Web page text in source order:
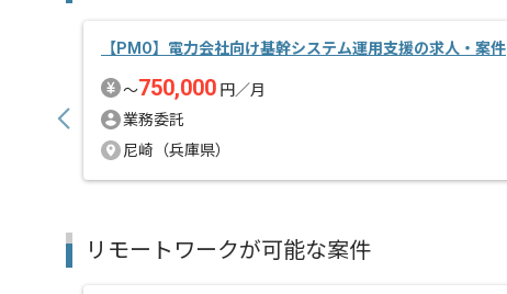
【PMO】電力会社向け基幹システム運用支援の求人・案件
〜750,000 円／月
業務委託
尼崎（兵庫県）
リモートワークが可能な案件